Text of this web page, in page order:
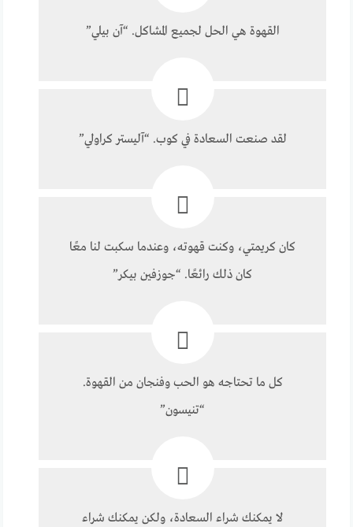
القهوة هي الحل لجميع المشاكل. “آن بيلي”
لقد صنعت السعادة في كوب. “آليستر كراولي”
كان كريمتي، وكنت قهوته، وعندما سكبت لنا معًا
كان ذلك رائعًا. “جوزفين بيكر”
كل ما تحتاجه هو الحب وفنجان من القهوة.
“تنيسون”
لا يمكنك شراء السعادة، ولكن يمكنك شراء